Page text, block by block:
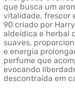
que busca um
vitalidade, frescor
90 criado por
aldeídica e herbal
suaves,
e energia
perfume que
evocando
descontraída em